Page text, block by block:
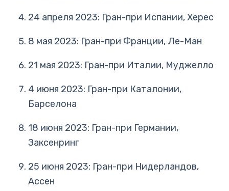
24 апреля 2023: Гран-при Испании, Херес
8 мая 2023: Гран-при Франции, Ле-Ман
21 мая 2023: Гран-при Италии, Муджелло
4 июня 2023: Гран-при Каталонии,
Барселона
18 июня 2023: Гран-при Германии,
Заксенринг
25 июня 2023: Гран-при Нидерландов,
Ассен